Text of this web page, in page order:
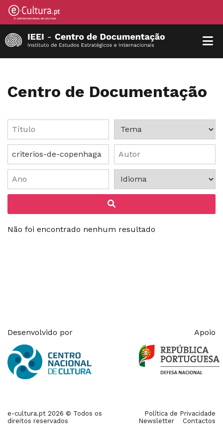
Centro de Documentação
Não foi encontrado nenhum resultado
Desenvolvido por Apoio
e-cultura.pt 2026 © Todos os
direitos reservados
Política de Privacidade
Newsletter
Contactos